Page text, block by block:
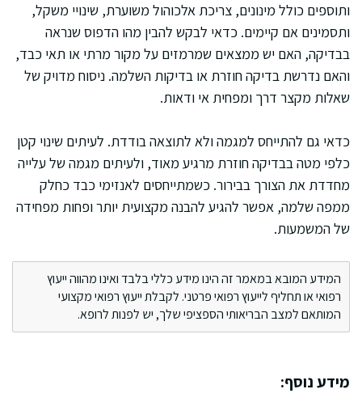
ותוספים כולל מינונים, צריכת אלכוהול משוערת, שינויי משקל,
ותסמינים אם קיימים. כדאי לבקש להבין מהו הדפוס שנראה
בבדיקה, האם יש ממצאים שמרמזים על מקור מרתי או תאי כבד,
והאם נדרשת בדיקה חוזרת או בדיקות השלמה. ניסוח מדויק של
שאלות מקצר דרך ומפחית אי ודאות.
כדאי גם להתייחס למגמה ולא לתוצאה בודדת. לעיתים שינוי קטן
כלפי מטה בבדיקה חוזרת מרגיע מאוד, ולעיתים מגמה של עלייה
מחדדת את הצורך בבירור. כשמתייחסים לאנזימי כבד כחלק
ממפה שלמה, אפשר להגיע להבנה מקצועית יותר ופחות מפחידה
של המשמעות.
המידע המובא במאמר זה הינו מידע כללי בלבד ואינו מהווה ייעוץ
רפואי או תחליף לייעוץ רפואי פרטני. לקבלת ייעוץ רפואי מקצועי
המותאם למצב הבריאותי הספציפי שלך, יש לפנות לרופא.
מידע נוסף: